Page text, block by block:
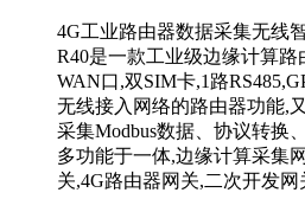
4G工业路由器数据采集无线
R40是一款工业级边缘计算
WAN口,双SIM卡,1路
无线接入网络的路由器功能,
采集Modbus数据、协议转换
多功能于一体,边缘计算采集
关,4G路由器网关,二次开发网